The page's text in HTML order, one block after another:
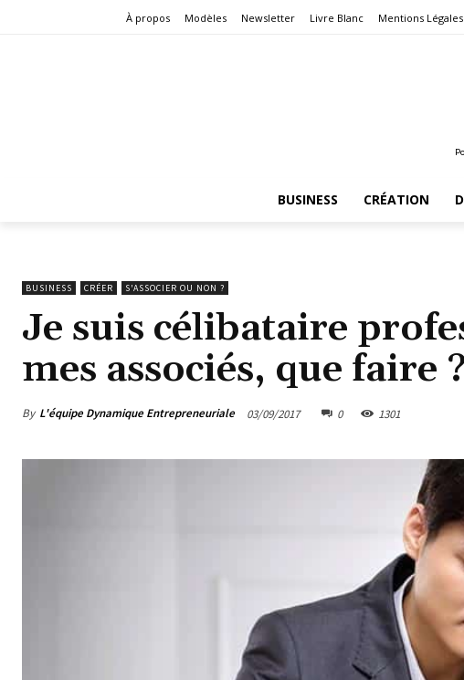
À propos Modèles Newsletter Livre Blanc Mentions Légales
BUSINESS CRÉATION
BUSINESS CRÉER S'ASSOCIER OU NON ?
Je suis célibataire
mes associés, que faire ?
By L'équipe Dynamique Entrepreneuriale 03/09/2017 0 1301